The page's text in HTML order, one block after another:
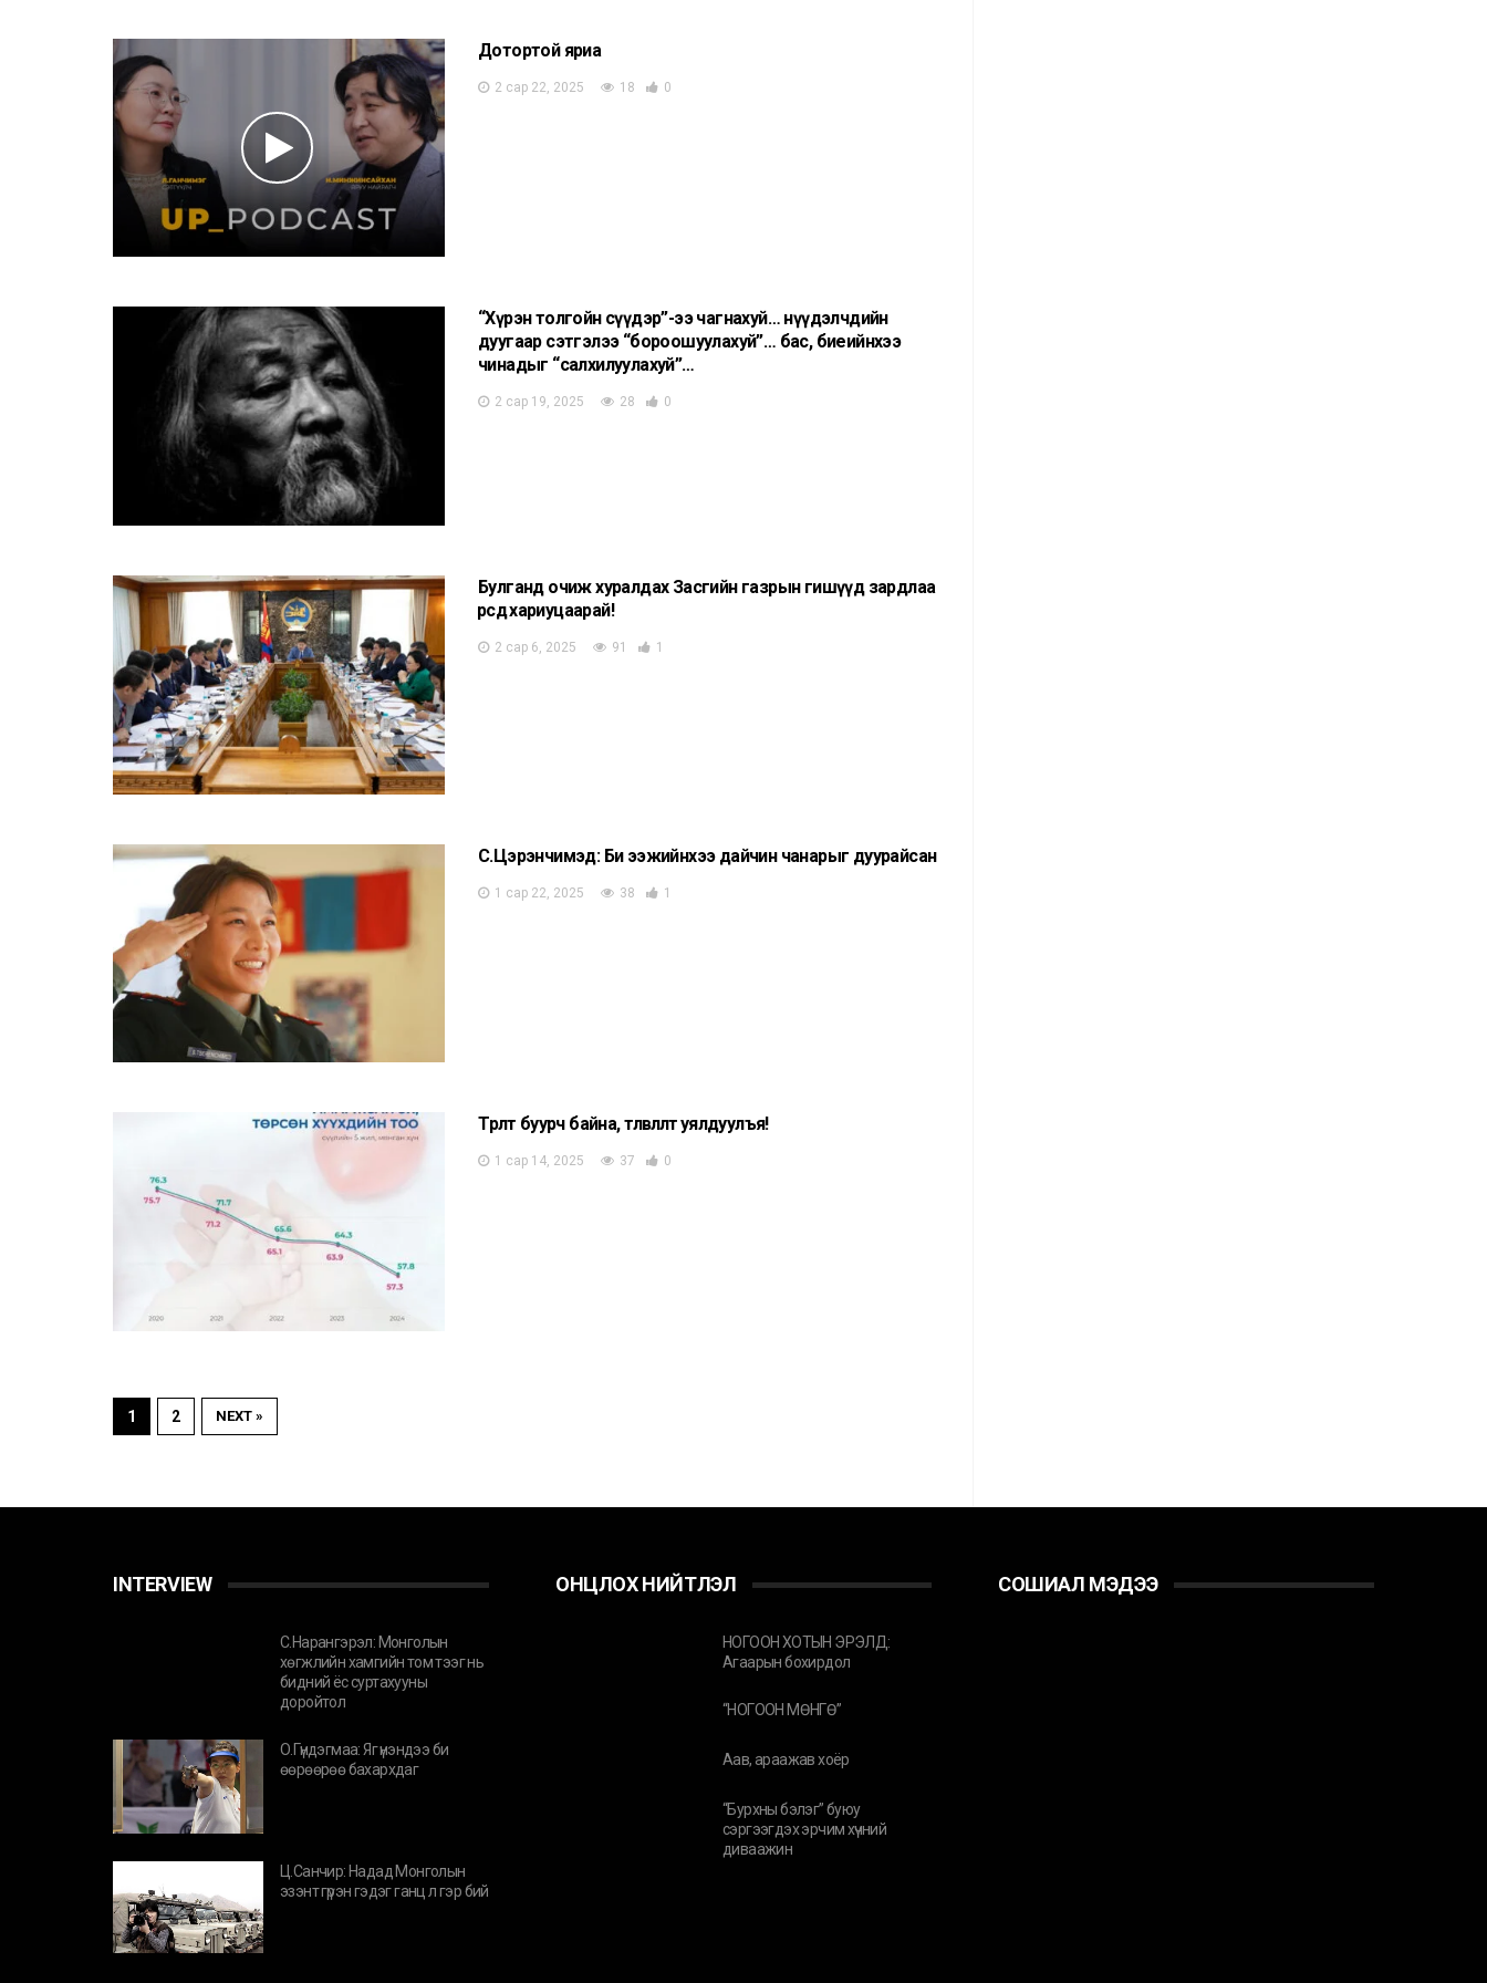
Дотортой яриа
2 сар 22, 2025 18 0
“Хүрэн толгойн сүүдэр”-ээ чагнахуй… нүүдэлчдийн
дуугаар сэтгэлээ “бороошуулахуй”… бас, биеийнхээ
чинадыг “салхилуулахуй”…
2 сар 19, 2025 28 0
Булганд очиж хуралдах Засгийн газрын гишүүд зардлаа
өөрсдөө хариуцаарай!
2 сар 6, 2025 91 1
С.Цэрэнчимэд: Би ээжийнхээ дайчин чанарыг дуурайсан
1 сар 22, 2025 38 1
Төрөлт буурч байна, төлөвлөлтөө уялдуулъя!
1 сар 14, 2025 37 0
1 2 NEXT »
INTERVIEW
С.Нарангэрэл: Монголын
хөгжлийн хамгийн том тээг нь
бидний ёс суртахууны
доройтол
О.Гүндэгмаа: Яг үнэндээ би
өөрөөрөө бахархдаг
Ц.Санчир: Надад Монголын
эзэнт гүрэн гэдэг ганц л гэр бий
ОНЦЛОХ НИЙТЛЭЛ
НОГООН ХОТЫН ЭРЭЛД:
Агаарын бохирдол
“НОГООН МӨНГӨ”
Аав, араажав хоёр
“Бурхны бэлэг” буюу
сэргээгдэх эрчим хүчний
диваажин
СОШИАЛ МЭДЭЭ